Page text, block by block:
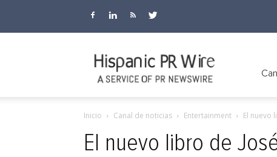
Inicio Canal de noticias Entertainment El nuevo
El nuevo libro de